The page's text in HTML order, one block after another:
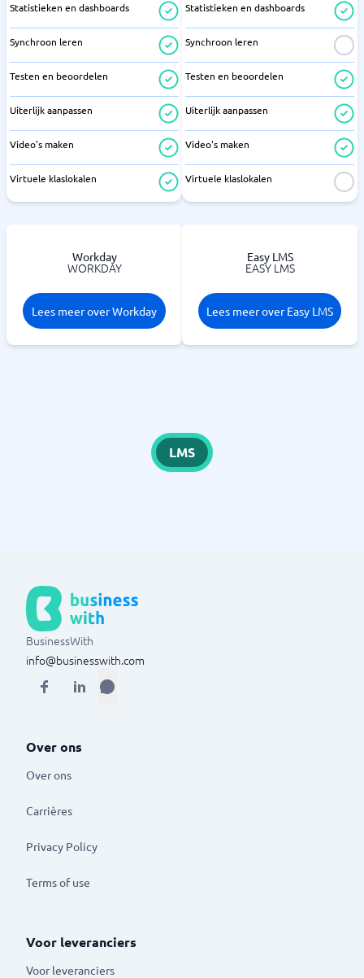
Statistieken en dashboards
Synchroon leren
Testen en beoordelen
Uiterlijk aanpassen
Video's maken
Virtuele klaslokalen
Statistieken en dashboards
Synchroon leren
Testen en beoordelen
Uiterlijk aanpassen
Video's maken
Virtuele klaslokalen
Workday
WORKDAY
Lees meer over Workday
Easy LMS
EASY LMS
Lees meer over Easy LMS
LMS
BusinessWith
info@businesswith.com
Over ons
Over ons
Carrières
Privacy Policy
Terms of use
Voor leveranciers
Voor leveranciers